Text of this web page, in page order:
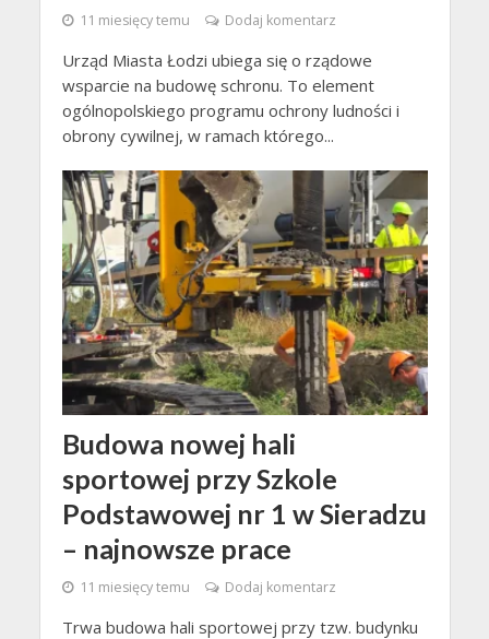
11 miesięcy temu Dodaj komentarz
Urząd Miasta Łodzi ubiega się o rządowe
wsparcie na budowę schronu. To element
ogólnopolskiego programu ochrony ludności i
obrony cywilnej, w ramach którego...
Budowa nowej hali
sportowej przy Szkole
Podstawowej nr 1 w Sieradzu
– najnowsze prace
11 miesięcy temu Dodaj komentarz
Trwa budowa hali sportowej przy tzw. budynku